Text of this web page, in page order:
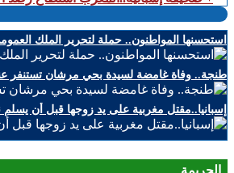
استحسنها المواطنون.. حملة لتحرير الملك
طنجة.. وفاة غامضة لسيدة بحي مرشان تستنفر
إسبانيا..مقتل مغربية على يد زوجها قبل أن
الجريمة